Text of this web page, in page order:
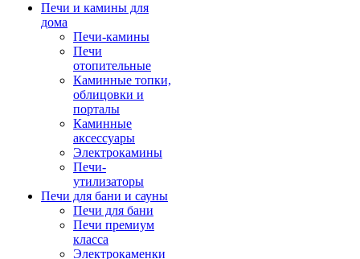
Печи и камины для
дома
Печи-камины
Печи
отопительные
Каминные топки,
облицовки и
порталы
Каминные
аксессуары
Электрокамины
Печи-
утилизаторы
Печи для бани и сауны
Печи для бани
Печи премиум
класса
Электрокаменки